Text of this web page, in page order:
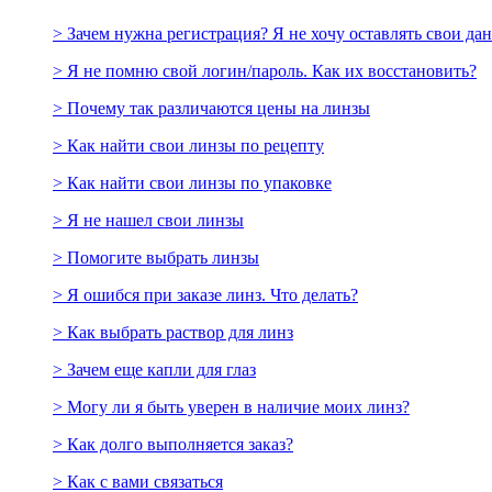
> Зачем нужна регистрация? Я не хочу оставлять свои
> Я не помню свой логин/пароль. Как их восстановить?
> Почему так различаются цены на линзы
> Как найти свои линзы по рецепту
> Как найти свои линзы по упаковке
> Я не нашел свои линзы
> Помогите выбрать линзы
> Я ошибся при заказе линз. Что делать?
> Как выбрать раствор для линз
> Зачем еще капли для глаз
> Могу ли я быть уверен в наличие моих линз?
> Как долго выполняется заказ?
> Как с вами связаться